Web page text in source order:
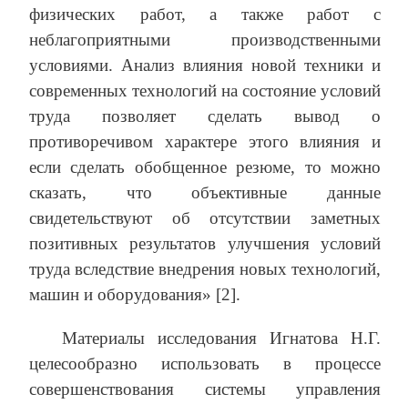
физических работ, а также работ с
неблагоприятными производственными
условиями. Анализ влияния новой техники и
современных технологий на состояние условий
труда позволяет сделать вывод о
противоречивом характере этого влияния и
если сделать обобщенное резюме, то можно
сказать, что объективные данные
свидетельствуют об отсутствии заметных
позитивных результатов улучшения условий
труда вследствие внедрения новых технологий,
машин и оборудования» [2].
Материалы исследования Игнатова Н.Г.
целесообразно использовать в процессе
совершенствования системы управления